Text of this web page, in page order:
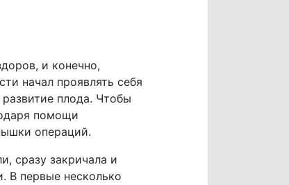
и конечно,
начал проявлять себя
плода. Чтобы
помощи
операций.
сразу закричала и
В первые несколько